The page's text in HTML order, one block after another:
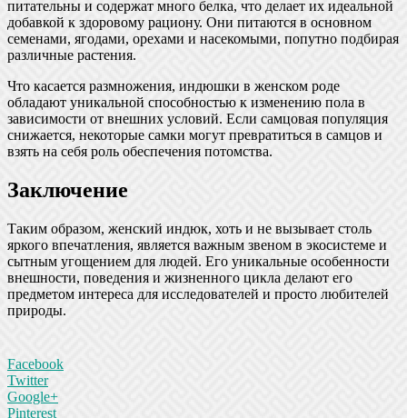
питательны и содержат много белка, что делает их идеальной
добавкой к здоровому рациону. Они питаются в основном
семенами, ягодами, орехами и насекомыми, попутно подбирая
различные растения.
Что касается размножения, индюшки в женском роде
обладают уникальной способностью к изменению пола в
зависимости от внешних условий. Если самцовая популяция
снижается, некоторые самки могут превратиться в самцов и
взять на себя роль обеспечения потомства.
Заключение
Таким образом, женский индюк, хоть и не вызывает столь
яркого впечатления, является важным звеном в экосистеме и
сытным угощением для людей. Его уникальные особенности
внешности, поведения и жизненного цикла делают его
предметом интереса для исследователей и просто любителей
природы.
Facebook
Twitter
Google+
Pinterest